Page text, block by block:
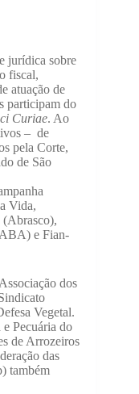
jurídica sobre
fiscal,
atuação de
participam do
Curiae. Ao
– de
pela Corte,
de São
Vida,
(Abrasco),
e Fian-
dos
Vegetal.
Pecuária do
de Arrozeiros
das
também